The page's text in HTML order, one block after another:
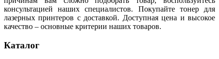
консультацией наших специалистов. Покупайте тонер для
лазерных принтеров с доставкой. Доступная цена и высокое
качество – основные критерии наших товаров.
Каталог